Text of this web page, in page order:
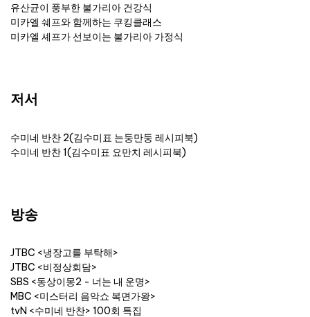
유산균이 풍부한 불가리아 건강식
미카엘 쉐프와 함께하는 쿠킹클래스
미카엘 셰프가 선보이는 불가리아 가정식
저서
수미네 반찬 2(김수미표 는둥만둥 레시피북)
수미네 반찬 1(김수미표 요만치 레시피북)
방송
JTBC <냉장고를 부탁해>
JTBC <비정상회담>
SBS <동상이몽2 - 너는 내 운명>
MBC <미스터리 음악쇼 복면가왕>
tvN <수미네 반찬> 100회 특집